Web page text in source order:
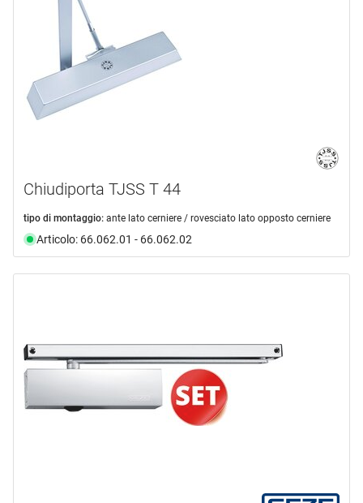
Chiudiporta TJSS T 44
tipo di montaggio: ante lato cerniere / rovesciato lato opposto cerniere
Articolo: 66.062.01 - 66.062.02